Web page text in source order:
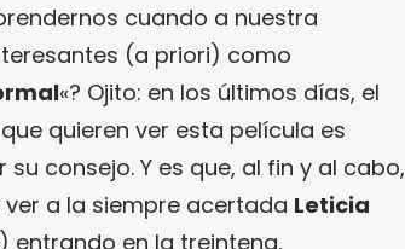
cuando a nuestra
(a priori) como
«? Ojito: en los últimos días, el
quieren ver esta película es
consejo. Y es que, al fin y al cabo,
a la siempre acertada Leticia
en la treintena,
Pues, ahora que esta web está
puede interesarte que la
aventura continúa en
sinceramente.cc.